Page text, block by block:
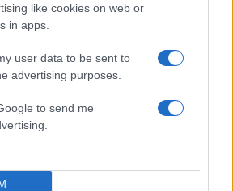
like cookies on web or
in apps.
user data to be sent to
advertising purposes.
to send me